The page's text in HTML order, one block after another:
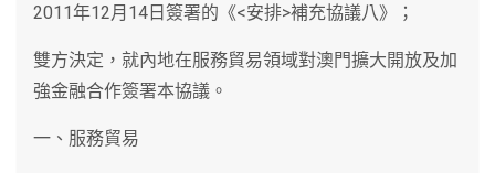
2011年12月14日簽署的《<安排>補充協議八》；
雙方決定，就內地在服務貿易領域對澳門擴大開放及加
強金融合作簽署本協議。
一、服務貿易